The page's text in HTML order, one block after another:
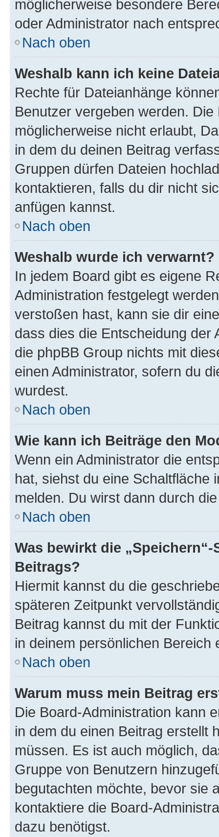
möglicherweise besondere
oder Administrator nach
Nach oben
Weshalb kann ich keine
Rechte für Dateianhänge
Benutzer vergeben werden.
möglicherweise nicht erlaubt,
in dem du deinen Beitrag
Gruppen dürfen Dateien
kontaktieren, falls du dir nicht
anfügen kannst.
Nach oben
Weshalb wurde ich verwarnt?
In jedem Board gibt es eigene
Administration festgelegt
verstoßen hast, kann sie dir
dass dies die Entscheidung der
die phpBB Group nichts mit
einen Administrator, sofern du
wurdest.
Nach oben
Wie kann ich Beiträge den
Wenn ein Administrator die
hat, siehst du eine Schaltfläche
melden. Du wirst dann durch
Nach oben
Was bewirkt die
Beitrags?
Hiermit kannst du die
späteren Zeitpunkt
Beitrag kannst du mit der
in deinem persönlichen Bereich
Nach oben
Warum muss mein Beitrag
Die Board-Administration kann
in dem du einen Beitrag erstellt
müssen. Es ist auch möglich,
Gruppe von Benutzern
begutachten möchte, bevor sie
kontaktiere die Board-
dazu benötigst.